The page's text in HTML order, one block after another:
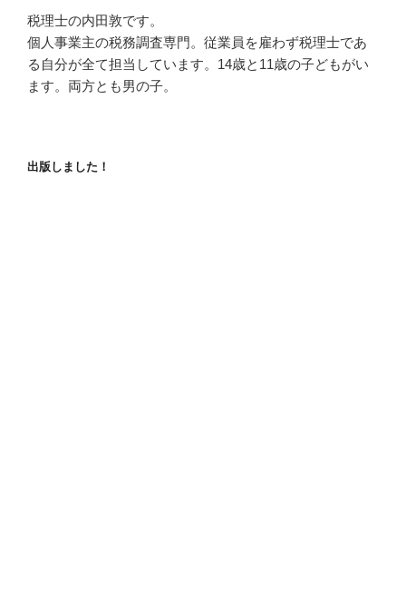
税理士の内田敦です。
個人事業主の税務調査専門。従業員を雇わず税理士であ
る自分が全て担当しています。14歳と11歳の子どもがい
ます。両方とも男の子。
出版しました！